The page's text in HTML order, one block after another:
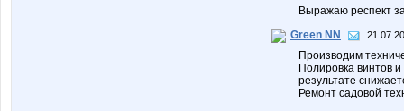
Выражаю респект
Green NN
Производим
Полировка винтов
результате
Ремонт садовой